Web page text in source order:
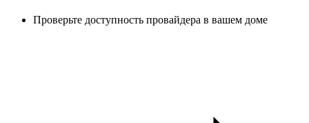
Проверьте доступность провайдера в вашем доме